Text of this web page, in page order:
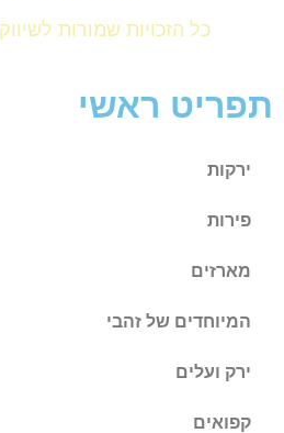
כל הזכויות שמורות לשיווק
תפריט ראשי
ירקות
פירות
מארזים
המיוחדים של זהבי
ירק ועלים
קפואים